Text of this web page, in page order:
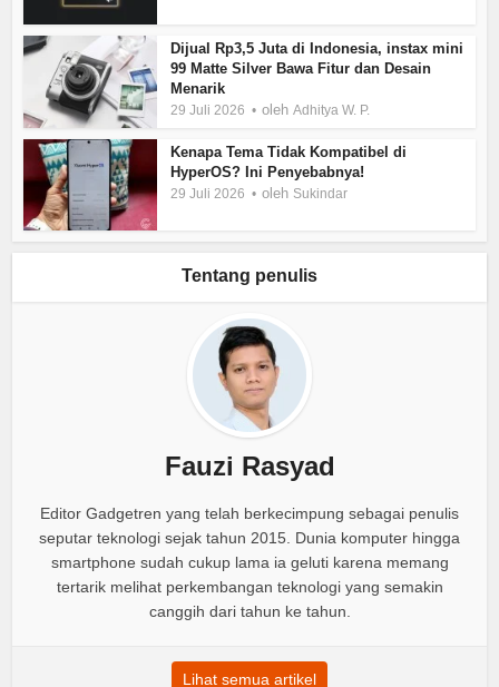
Dijual Rp3,5 Juta di Indonesia, instax mini
99 Matte Silver Bawa Fitur dan Desain
Menarik
29 Juli 2026 olehAdhitya W. P.
Kenapa Tema Tidak Kompatibel di
HyperOS? Ini Penyebabnya!
29 Juli 2026 oleh Sukindar
Tentang penulis
Fauzi Rasyad
Editor Gadgetren yang telah berkecimpung sebagai penulis
seputar teknologi sejak tahun 2015. Dunia komputer hingga
smartphone sudah cukup lama ia geluti karena memang
tertarik melihat perkembangan teknologi yang semakin
canggih dari tahun ke tahun.
Lihat semua artikel